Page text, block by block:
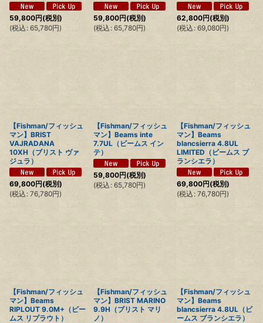
59,800円(税別)
(税込 : 65,780円)
59,800円(税別)
(税込 : 65,780円)
62,800円(税別)
(税込 : 69,080円)
【Fishman/フィッシュ
マン】BRIST
VAJRADANA
10XH（ブリスト ヴァ
ジュラ）
69,800円(税別)
(税込 : 76,780円)
【Fishman/フィッシュ
マン】Beams inte
7.7UL（ビームス イン
テ）
59,800円(税別)
(税込 : 65,780円)
【Fishman/フィッシュ
マン】Beams
blancsierra 4.8UL
LIMITED（ビームス ブ
ランシエラ）
69,800円(税別)
(税込 : 76,780円)
【Fishman/フィッシュ
マン】Beams
RIPLOUT 9.0M+（ビー
ムス リプラウト）
【Fishman/フィッシュ
マン】BRIST MARINO
9.9H（ブリスト マリ
ノ）
【Fishman/フィッシュ
マン】Beams
blancsierra 4.8UL（ビ
ームス ブランシエラ）